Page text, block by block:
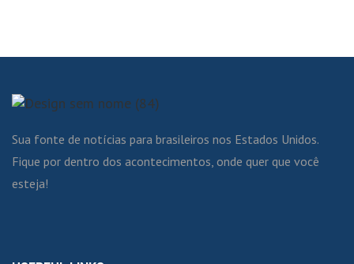
Sua fonte de notícias para brasileiros nos Estados Unidos.
Fique por dentro dos acontecimentos, onde quer que você
esteja!